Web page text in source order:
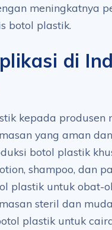
meningkatnya
botol plastik.
di
kepada produsen
yang aman
botol plastik
shampoo, dan
plastik untuk obat-
steril dan
plastik untuk